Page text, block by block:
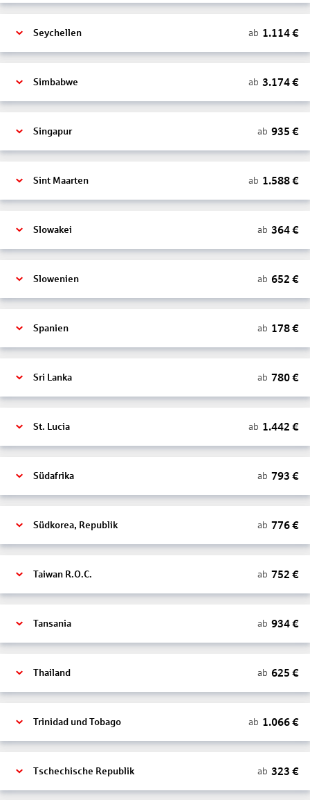
Seychellen ab 1.114€
Simbabwe ab 3.174€
Singapur ab 935 €
Sint Maarten ab 1.588€
Slowakei ab 364€
Slowenien ab 652 €
Spanien ab 178€
Sri Lanka ab 780€
St. Lucia ab 1.442 €
Südafrika ab 793 €
Südkorea, Republik ab 776€
Taiwan R.O.C. ab 752 €
Tansania ab 934€
Thailand ab 625 €
Trinidad und Tobago ab 1.066€
Tschechische Republik ab 323 €